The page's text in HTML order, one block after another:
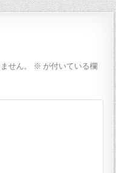
せん。 ※ が付いている欄